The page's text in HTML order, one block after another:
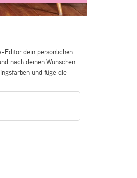
Editor dein persönlichen
nach deinen Wünschen
und füge die